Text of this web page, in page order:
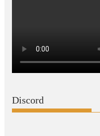
Discord